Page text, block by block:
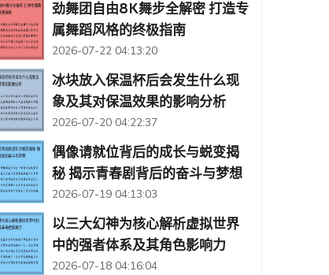
劲舞团自由8K舞步全解密 打造专
属舞蹈风格的终极指南
2026-07-22 04:13:20
冰块放入保温杯后会发生什么现
象及其对保温效果的影响分析
2026-07-20 04:22:37
偶像请就位背后的成长与蜕变揭
秘 揭示青春剧背后的奋斗与梦想
2026-07-19 04:13:03
以三大幻神为核心解析虚拟世界
中的强者体系及其角色影响力
2026-07-18 04:16:04